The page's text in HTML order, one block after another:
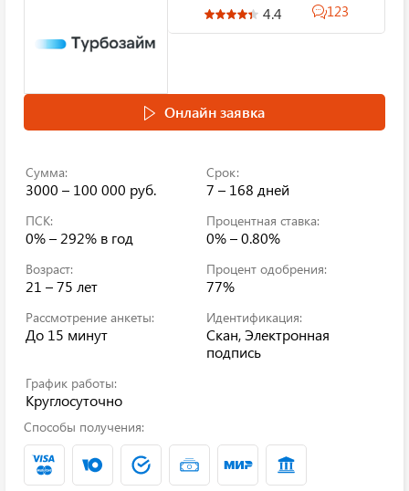
4.4 123
Онлайн заявка
Сумма:
3000 – 100 000 руб.
Срок:
7 – 168 дней
ПСК:
0% – 292% в год
Процентная ставка:
0% – 0.80%
Возраст:
21 – 75 лет
Процент одобрения:
77%
Рассмотрение анкеты:
До 15 минут
Идентификация:
Скан, Электронная
подпись
График работы:
Круглосуточно
Способы получения: